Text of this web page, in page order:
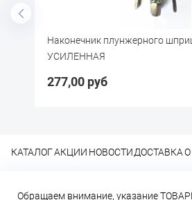
Наконечник плунжерного
УСИЛЕННАЯ
277,00 руб
КАТАЛОГАКЦИИ НОВОСТИДОСТАВКА
Обращаем внимание, указание